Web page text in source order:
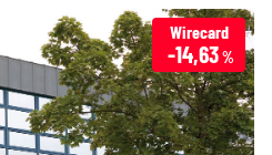
Wirecard
-14,63%